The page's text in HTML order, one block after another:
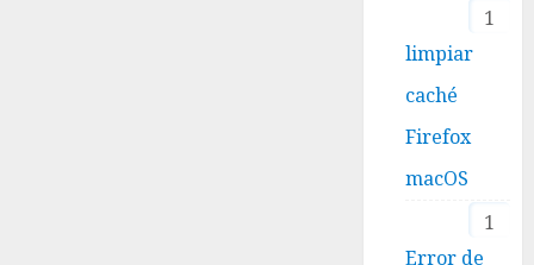
1
limpiar
caché
Firefox
macOS
1
Error de